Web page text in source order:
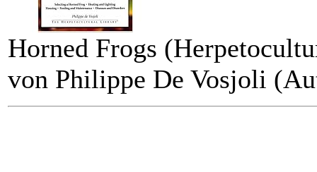
Horned Frogs
von Philippe De Vosjoli